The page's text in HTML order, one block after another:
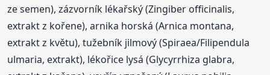
ze semen), zázvorník lékařský (Zingiber officinalis,
extrakt z kořene), arnika horská (Arnica montana,
extrakt z květu), tužebník jilmový (Spiraea/Filipendula
ulmaria, extrakt), lékořice lysá (Glycyrrhiza glabra,